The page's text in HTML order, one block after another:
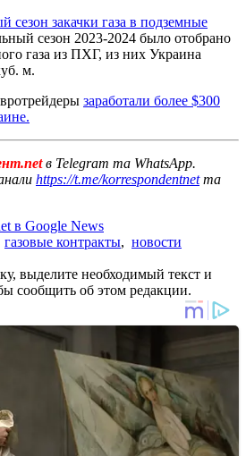
сезон закачки газа в подземные
сезон 2023-2024 было отобрано
газа из ПХГ, из них Украина
м.
заработали более $300
в Telegram та WhatsApp.
https://t.me/korrespondentnetта
в Google News
газовые контракты, новости
выделите необходимый текст и
сообщить об этом редакции.